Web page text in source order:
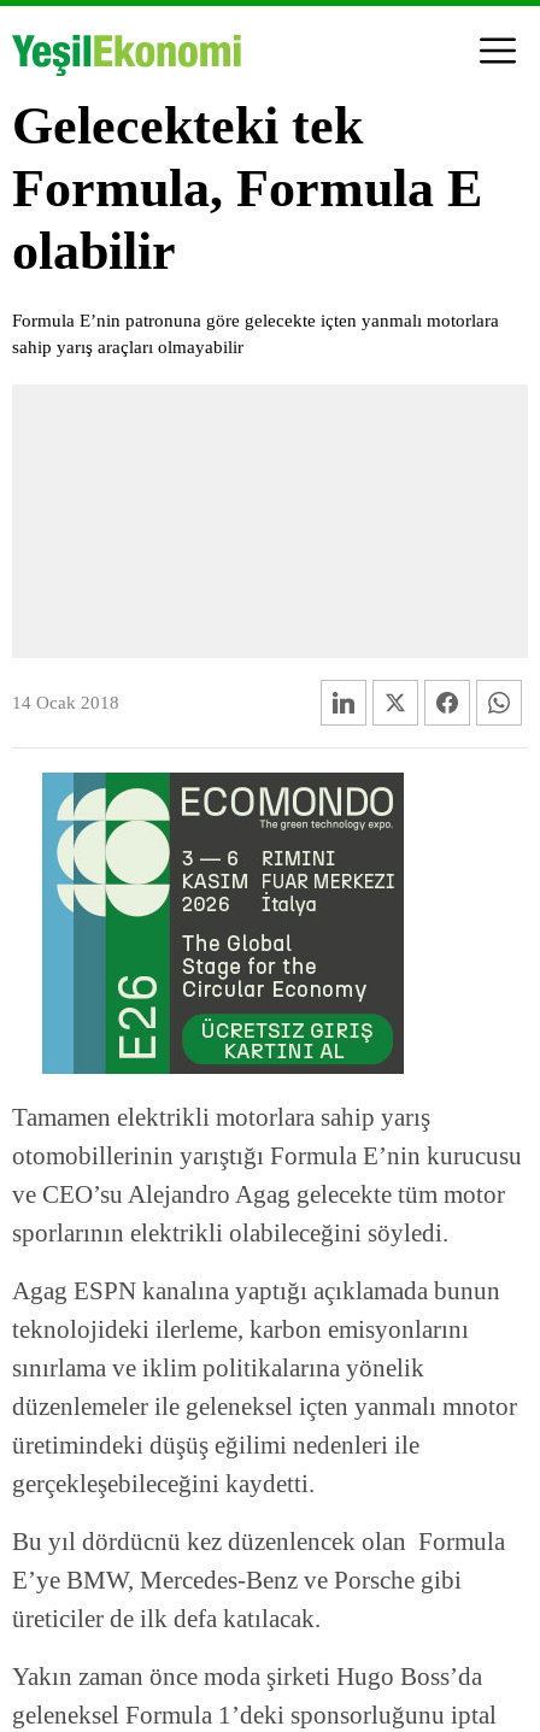
Gelecekteki tek
Formula, Formula E
olabilir
Formula E’nin patronuna göre gelecekte içten yanmalı motorlara
sahip yarış araçları olmayabilir
14 Ocak 2018
Tamamen elektrikli motorlara sahip yarış
otomobillerinin yarıştığı Formula E’nin kurucusu
ve CEO’su Alejandro Agag gelecekte tüm motor
sporlarının elektrikli olabileceğini söyledi.
Agag ESPN kanalına yaptığı açıklamada bunun
teknolojideki ilerleme, karbon emisyonlarını
sınırlama ve iklim politikalarına yönelik
düzenlemeler ile geleneksel içten yanmalı mnotor
üretimindeki düşüş eğilimi nedenleri ile
gerçekleşebileceğini kaydetti.
Bu yıl dördücnü kez düzenlencek olan Formula
E’ye BMW, Mercedes-Benz ve Porsche gibi
üreticiler de ilk defa katılacak.
Yakın zaman önce moda şirketi Hugo Boss’da
geleneksel Formula 1’deki sponsorluğunu iptal